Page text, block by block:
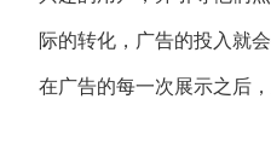
际的转化，广告的投入就
在广告的每一次展示之后